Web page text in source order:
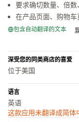
要求确切数量、倍
在产品页面、购物
包含自动翻译的文本
深受您的同类商店的喜爱
位于美国
语言
英语
这款应用未翻译成简体